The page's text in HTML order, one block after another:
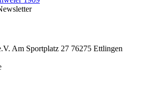
Am Sportplatz 27 76275 Ettlingen